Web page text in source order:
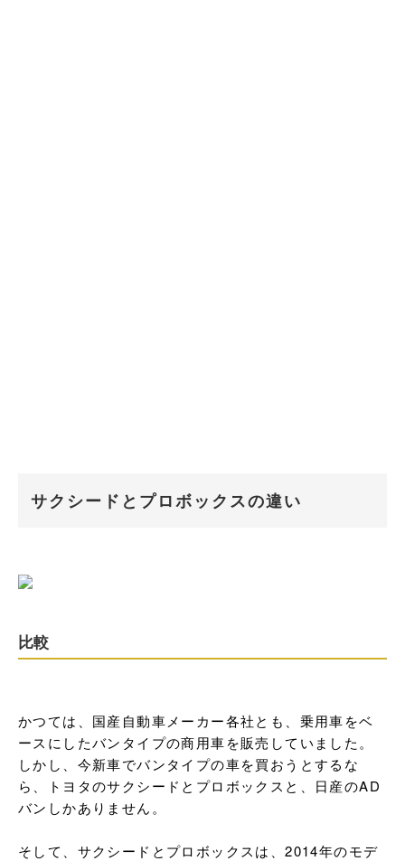
サクシードとプロボックスの違い
比較
かつては、国産自動車メーカー各社とも、乗用車をベ
ースにしたバンタイプの商用車を販売していました。
しかし、今新車でバンタイプの車を買おうとするな
ら、トヨタのサクシードとプロボックスと、日産のAD
バンしかありません。
そして、サクシードとプロボックスは、2014年のモデ